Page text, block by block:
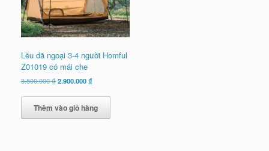
Lều dã ngoại 3-4 người Homful
Z01019 có mái che
3.500.000₫Giá
là:
3.500.000 ₫.
2.900.000₫
tại
là:
2.900.000 ₫.
Thêm vào giỏ hàng